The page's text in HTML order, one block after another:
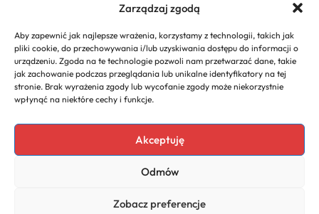
Zarządzaj zgodą
Aby zapewnić jak najlepsze wrażenia, korzystamy z technologii, takich jak
pliki cookie, do przechowywania i/lub uzyskiwania dostępu do informacji o
urządzeniu. Zgoda na te technologie pozwoli nam przetwarzać dane, takie
jak zachowanie podczas przeglądania lub unikalne identyfikatory na tej
stronie. Brak wyrażenia zgody lub wycofanie zgody może niekorzystnie
wpłynąć na niektóre cechy i funkcje.
Akceptuję
Odmów
Zobacz preferencje
Krótkie formy wideo – Twój sposób na
NEXT
Jakie kompetencje są potrzebne do zarządzania
innowacjami w firmie?
Copyright 2026. All rights